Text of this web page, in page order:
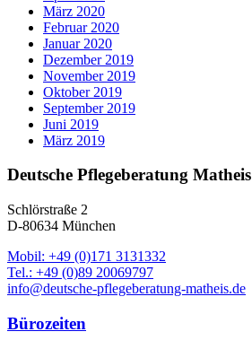
März 2020
Februar 2020
Januar 2020
Dezember 2019
November 2019
Oktober 2019
September 2019
Juni 2019
März 2019
Deutsche Pflegeberatung Matheis
Schlörstraße 2
D-80634 München
Mobil: +49 (0)171 3131332
Tel.: +49 (0)89 20069797
info@deutsche-pflegeberatung-matheis.de
Bürozeiten